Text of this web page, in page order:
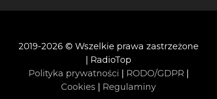
2019-2026 © Wszelkie prawa zastrzeżone
| RadioTop
Polityka prywatności
RODO/GDPR
Cookies
Regulaminy